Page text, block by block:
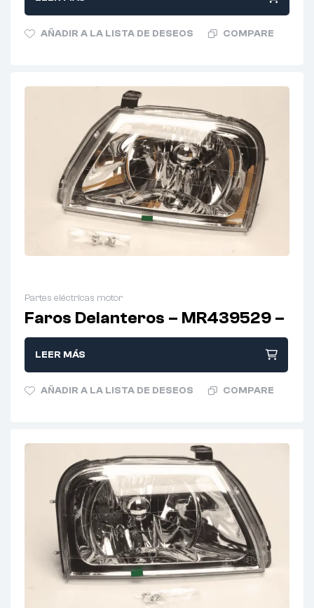
AÑADIR A LA LISTA DE DESEOS COMPARE
Partes eléctricas motor
Faros Delanteros – MR439529 –
LEER MÁS
AÑADIR A LA LISTA DE DESEOS COMPARE